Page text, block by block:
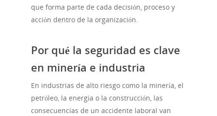
que forma parte de cada decisión, proceso y
acción dentro de la organización.
Por qué la seguridad es clave
en minería e industria
En industrias de alto riesgo como la minería, el
petróleo, la energía o la construcción, las
consecuencias de un accidente laboral van